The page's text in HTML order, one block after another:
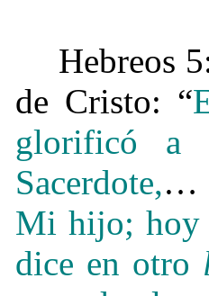
Hebreos
de Cristo: “
glorificó a
Sacerdote,…
Mi hijo; hoy
dice en otro